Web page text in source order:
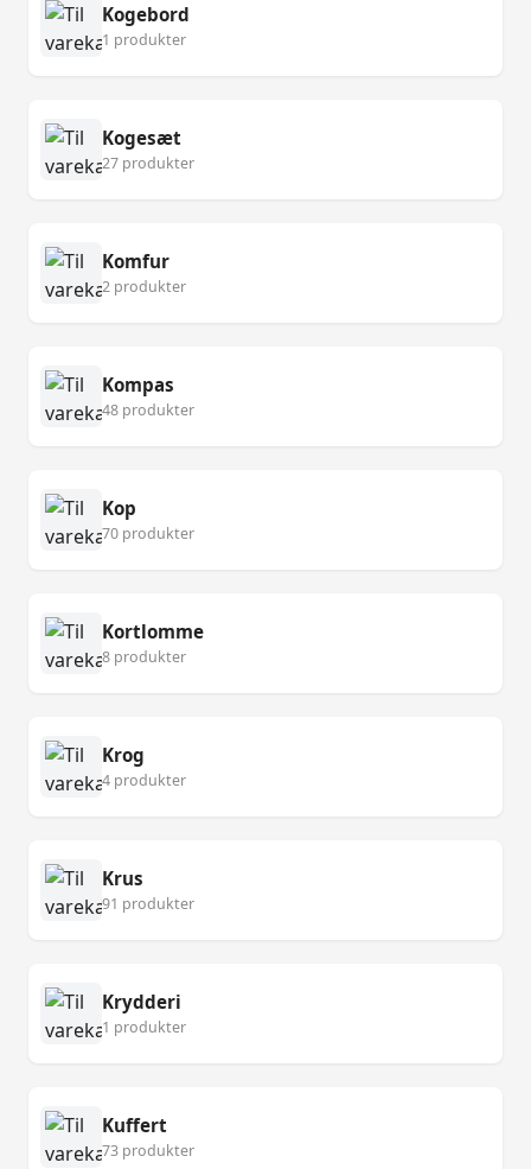
Kogebord
1 produkter
Kogesæt
27 produkter
Komfur
2 produkter
Kompas
48 produkter
Kop
70 produkter
Kortlomme
8 produkter
Krog
4 produkter
Krus
91 produkter
Krydderi
1 produkter
Kuffert
73 produkter